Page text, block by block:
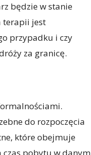
będzie w stanie
terapii jest
przypadku i czy
za granicę.
do rozpoczęcia
które obejmuje